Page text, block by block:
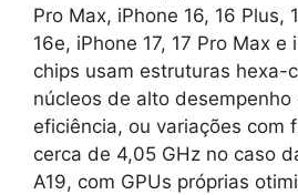
Pro Max, iPhone 16, 16 Plus,
16e, iPhone 17, 17 Pro Max e
chips usam estruturas hexa-
núcleos de alto desempenho
eficiência, ou variações com
cerca de 4,05 GHz no caso
A19, com GPUs próprias